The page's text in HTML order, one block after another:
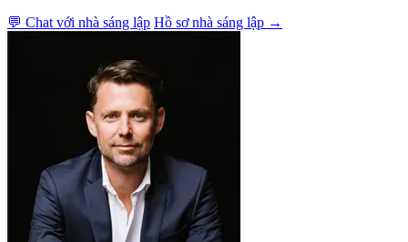
💬 Chat với nhà sáng lập Hồ sơ nhà sáng lập →